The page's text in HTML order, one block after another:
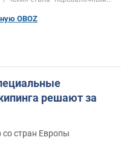
OBOZ
решают за
стран Европы